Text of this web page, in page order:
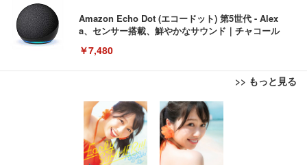
Amazon Echo Dot (エコードット) 第5世代 - Alex
a、センサー搭載、鮮やかなサウンド｜チャコール
￥7,480
>> もっと見る
[EdoErgo] オフィスチェア 椅子 テレワーク 疲れな
い 跳ね上げ式アームレスト コンパクト 約105度ロッ
キング pc 事務椅子 360度回転 座面昇降 強化ナイロ
ン樹脂ベース 通気性メッシュ 在宅ワーク H-WY01
(黒網+黒枠+黒足)
￥5,699
EIZO ビジネス向けプレミアムモニター | FlexScan
EV3240X-WT | 31.5型4K UHD・USB Type-C・ホワ
イト
￥105,595
Amazonベーシック ペットシーツ 薄型 レギュラー 1
回使い捨て 無香料 ホワイト 300枚
￥3,373